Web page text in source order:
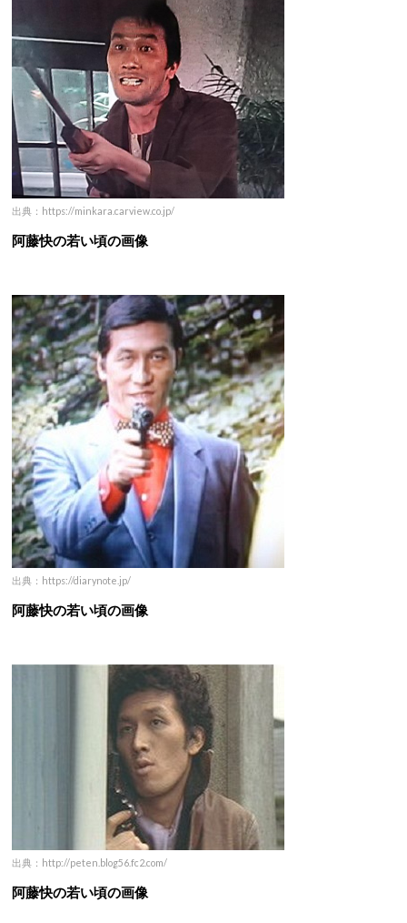
出典：https://minkara.carview.co.jp/
阿藤快の若い頃の画像
出典：https://diarynote.jp/
阿藤快の若い頃の画像
出典：http://peten.blog56.fc2.com/
阿藤快の若い頃の画像